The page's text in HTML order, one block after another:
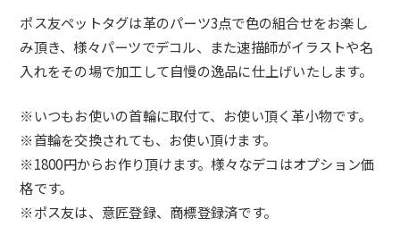
ポス友ペットタグは革のパーツ3点で色の組合せをお楽し
み頂き、様々パーツでデコル、また速描師がイラストや名
入れをその場で加工して自慢の逸品に仕上げいたします。
※いつもお使いの首輪に取付て、お使い頂く革小物です。
※首輪を交換されても、お使い頂けます。
※1800円からお作り頂けます。様々なデコはオプション価
格です。
※ポス友は、意匠登録、商標登録済です。